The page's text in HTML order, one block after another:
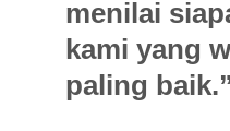
menilai
kami yang
paling baik.”